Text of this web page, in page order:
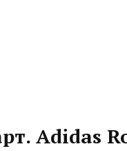
Adidas